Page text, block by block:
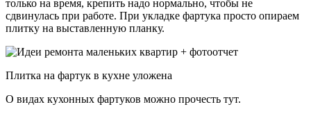
только на время, крепить надо нормально, чтобы не
сдвинулась при работе. При укладке фартука просто опираем
плитку на выставленную планку.
Плитка на фартук в кухне уложена
О видах кухонных фартуков можно прочесть тут.